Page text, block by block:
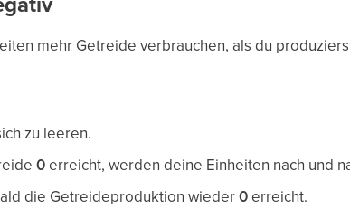
mehr Getreide verbrauchen, als du
zu leeren.
0erreicht, werden deine Einheiten nach und
die Getreideproduktion wieder0erreicht.